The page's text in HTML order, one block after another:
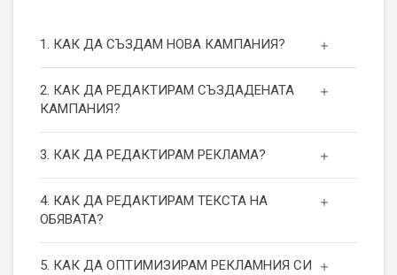
1. КАК ДА СЪЗДАМ НОВА КАМПАНИЯ?
2. КАК ДА РЕДАКТИРАМ СЪЗДАДЕНАТА
КАМПАНИЯ?
3. КАК ДА РЕДАКТИРАМ РЕКЛАМА?
4. КАК ДА РЕДАКТИРАМ ТЕКСТА НА
ОБЯВАТА?
5. КАК ДА ОПТИМИЗИРАМ РЕКЛАМНИЯ СИ